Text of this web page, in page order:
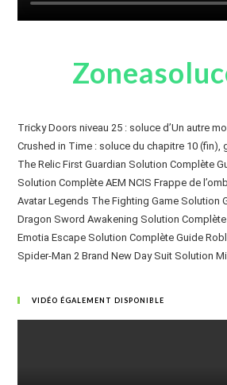
Tricky Doors niveau 25 : soluce d’Un autre
Crushed in Time : soluce du chapitre 10 (fin),
The Relic First Guardian Solution Complète
Solution Complète AEM NCIS Frappe de
Avatar Legends The Fighting Game Solution
Dragon Sword Awakening Solution Complète
Emotia Escape Solution Complète Guide
Spider-Man 2 Brand New Day Suit Solution
VIDÉO ÉGALEMENT DISPONIBLE